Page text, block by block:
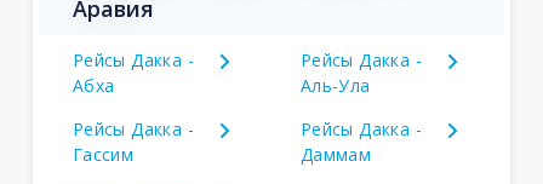
Аравия
Рейсы Дакка -
Абха
Рейсы Дакка -
Аль-Ула
Рейсы Дакка -
Гассим
Рейсы Дакка -
Даммам